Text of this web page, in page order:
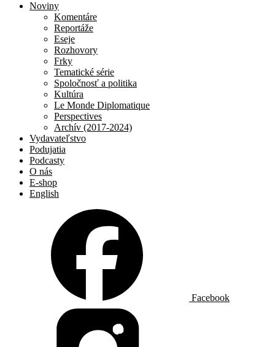
Noviny
Komentáre
Reportáže
Eseje
Rozhovory
Frky
Tematické série
Spoločnosť a politika
Kultúra
Le Monde Diplomatique
Perspectives
Archív (2017-2024)
Vydavateľstvo
Podujatia
Podcasty
O nás
E-shop
English
Facebook